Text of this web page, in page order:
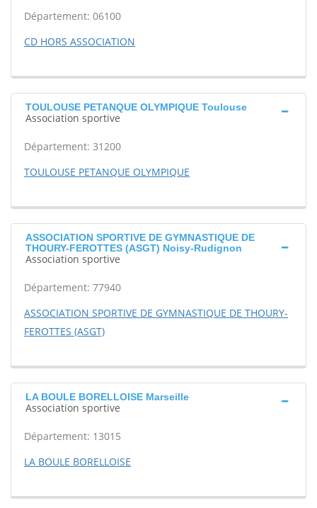
Département: 06100
CD HORS ASSOCIATION
TOULOUSE PETANQUE OLYMPIQUE Toulouse
Association sportive
Département: 31200
TOULOUSE PETANQUE OLYMPIQUE
ASSOCIATION SPORTIVE DE GYMNASTIQUE DE
THOURY-FEROTTES (ASGT) Noisy-Rudignon
Association sportive
Département: 77940
ASSOCIATION SPORTIVE DE GYMNASTIQUE DE THOURY-
FEROTTES (ASGT)
LA BOULE BORELLOISE Marseille
Association sportive
Département: 13015
LA BOULE BORELLOISE